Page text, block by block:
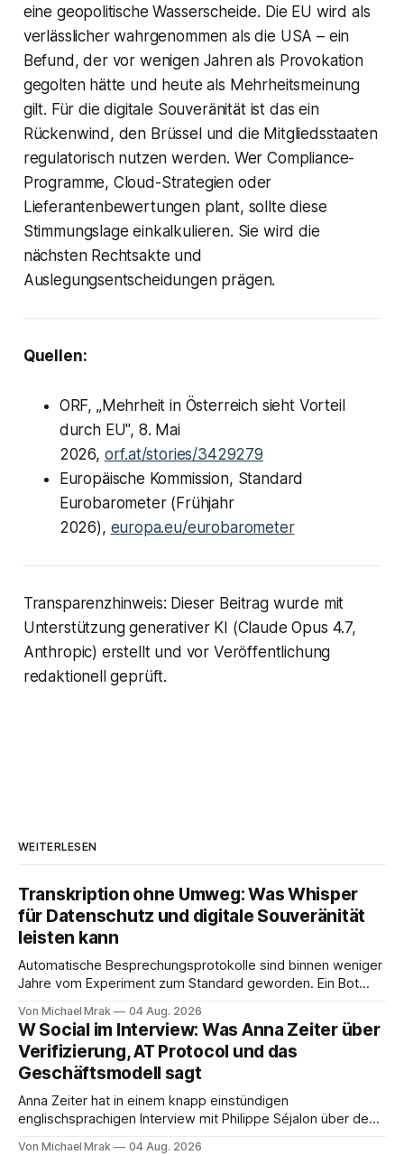
eine geopolitische Wasserscheide. Die EU wird als
verlässlicher wahrgenommen als die USA – ein
Befund, der vor wenigen Jahren als Provokation
gegolten hätte und heute als Mehrheitsmeinung
gilt. Für die digitale Souveränität ist das ein
Rückenwind, den Brüssel und die Mitgliedsstaaten
regulatorisch nutzen werden. Wer Compliance-
Programme, Cloud-Strategien oder
Lieferantenbewertungen plant, sollte diese
Stimmungslage einkalkulieren. Sie wird die
nächsten Rechtsakte und
Auslegungsentscheidungen prägen.
Quellen:
ORF, „Mehrheit in Österreich sieht Vorteil
durch EU", 8. Mai
2026, orf.at/stories/3429279
Europäische Kommission, Standard
Eurobarometer (Frühjahr
2026), europa.eu/eurobarometer
Transparenzhinweis: Dieser Beitrag wurde mit
Unterstützung generativer KI (Claude Opus 4.7,
Anthropic) erstellt und vor Veröffentlichung
redaktionell geprüft.
WEITERLESEN
Transkription ohne Umweg: Was Whisper
für Datenschutz und digitale Souveränität
leisten kann
Automatische Besprechungsprotokolle sind binnen weniger
Jahre vom Experiment zum Standard geworden. Ein Bot
Ende eine Zusammenfassung samt Aufgabenliste. Das
funktioniert gut. Die Frage, die regelmäßig untergeht, lautet:
Wo genau liegt das Audio, wer verarbeitet es und unter
welcher Rechtsgrundlage? Es gibt
Von Michael Mrak 04 Aug. 2026
W Social im Interview: Was Anna Zeiter über
Verifizierung, AT Protocol und das
Geschäftsmodell sagt
Anna Zeiter hat in einem knapp einstündigen
englischsprachigen Interview mit Philippe Séjalon über den
Von Michael Mrak 04 Aug. 2026